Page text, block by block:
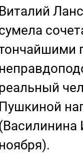
Виталий
Пушкиной
ноября).